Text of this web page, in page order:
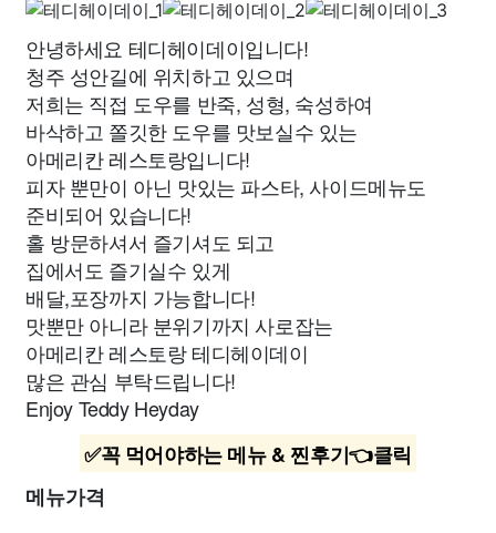
안녕하세요 테디헤이데이입니다!
청주 성안길에 위치하고 있으며
저희는 직접 도우를 반죽, 성형, 숙성하여
바삭하고 쫄깃한 도우를 맛보실수 있는
아메리칸 레스토랑입니다!
피자 뿐만이 아닌 맛있는 파스타, 사이드메뉴도
준비되어 있습니다!
홀 방문하셔서 즐기셔도 되고
집에서도 즐기실수 있게
배달,포장까지 가능합니다!
맛뿐만 아니라 분위기까지 사로잡는
아메리칸 레스토랑 테디헤이데이
많은 관심 부탁드립니다!
Enjoy Teddy Heyday
✅꼭 먹어야하는 메뉴 & 찐후기👈클릭
메뉴가격